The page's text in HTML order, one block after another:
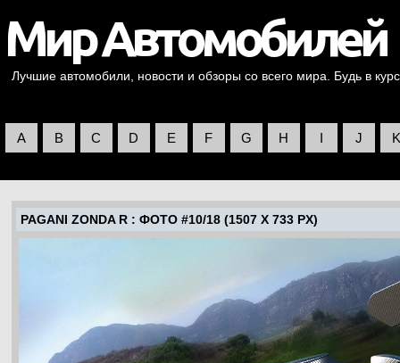
Лучшие автомобили, новости и обзоры со всего мира. Будь в
A B C D E F G H I J K
PAGANI ZONDA R : ФОТО #10/18 (1507 X 733 PX)